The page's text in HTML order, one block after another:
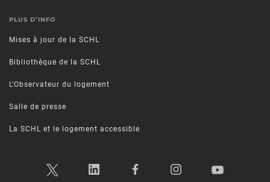
PLUS D’INFO
Mises à jour de la SCHL
Bibliothèque de la SCHL
L’Observateur du logement
Salle de presse
La SCHL et le logement accessible